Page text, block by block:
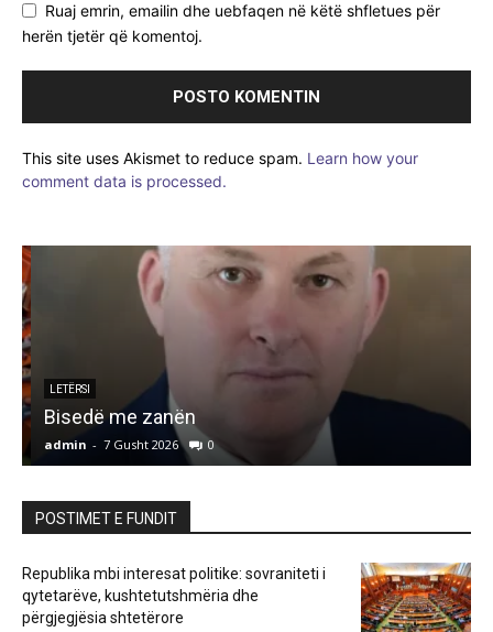
Ruaj emrin, emailin dhe uebfaqen në këtë shfletues për
herën tjetër që komentoj.
This site uses Akismet to reduce spam. Learn how your
comment data is processed.
LETËRSI
Bisedë me zanën
admin - 7 Gusht 2026 0
POSTIMET E FUNDIT
Republika mbi interesat politike: sovraniteti i
qytetarëve, kushtetutshmëria dhe
përgjegjësia shtetërore